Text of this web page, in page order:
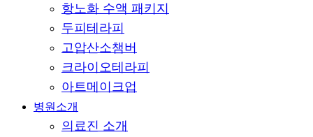
항노화 수액 패키지
두피테라피
고압산소챔버
크라이오테라피
아트메이크업
병원소개
의료진 소개